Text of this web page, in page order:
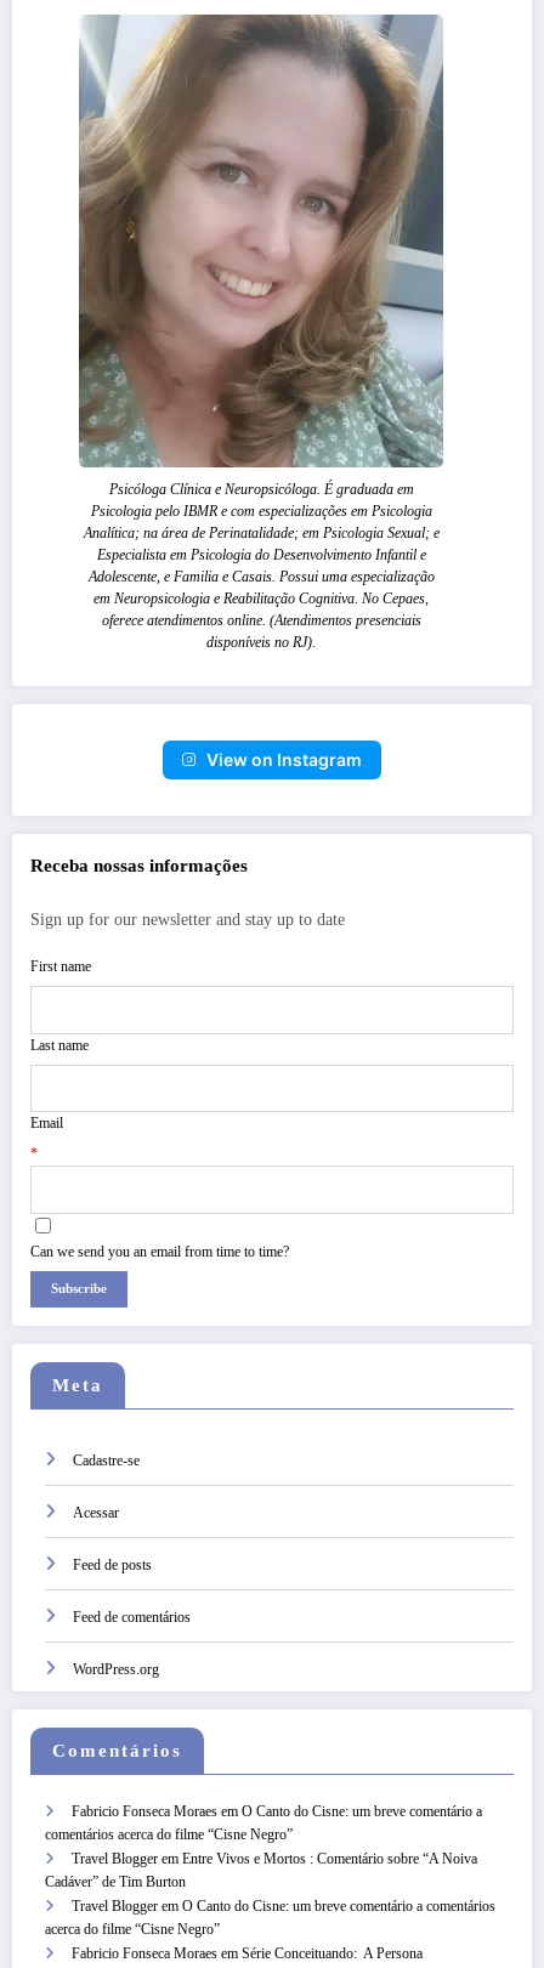
Psicóloga Clínica e Neuropsicóloga. É graduada em
Psicologia pelo IBMR e com especializações em Psicologia
Analítica; na área de Perinatalidade; em Psicologia Sexual; e
Especialista em Psicologia do Desenvolvimento Infantil e
Adolescente, e Familia e Casais. Possui uma especialização
em Neuropsicologia e Reabilitação Cognitiva. No Cepaes,
oferece atendimentos online. (Atendimentos presenciais
disponíveis no RJ).
View on Instagram
Receba nossas informações
Sign up for our newsletter and stay up to date
First name
Last name
Email
*
Can we send you an email from time to time?
Subscribe
Meta
Cadastre-se
Acessar
Feed de posts
Feed de comentários
WordPress.org
Comentários
Fabricio Fonseca Moraes em O Canto do Cisne: um breve comentário a
comentários acerca do filme “Cisne Negro”
Travel Blogger em Entre Vivos e Mortos : Comentário sobre “A Noiva
Cadáver” de Tim Burton
Travel Blogger em O Canto do Cisne: um breve comentário a comentários
acerca do filme “Cisne Negro”
Fabricio Fonseca Moraes em Série Conceituando: A Persona